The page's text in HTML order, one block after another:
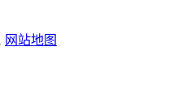
网站地图